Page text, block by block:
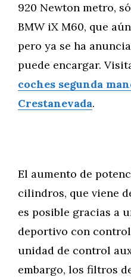
920 Newton metro,
BMW iX M60, que
pero ya se ha
puede encargar.
coches segunda
Crestanevada.
El aumento de
cilindros, que viene
es posible gracias a
deportivo con
unidad de control
embargo, los filtros